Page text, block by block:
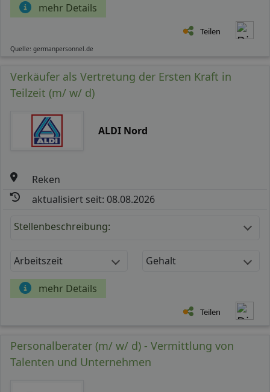
mehr Details
Teilen
Quelle: germanpersonnel.de
Verkäufer als Vertretung der Ersten Kraft in
Teilzeit (m/ w/ d)
ALDI Nord
Reken
aktualisiert seit: 08.08.2026
Stellenbeschreibung:
Arbeitszeit Gehalt
mehr Details
Teilen
Personalberater (m/ w/ d) - Vermittlung von
Talenten und Unternehmen